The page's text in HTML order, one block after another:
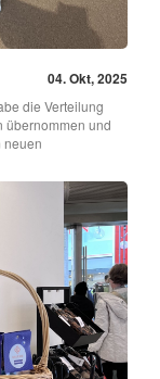
04. Okt, 2025
die Verteilung
übernommen und
neuen